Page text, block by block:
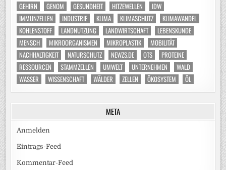
GEHIRN
GENOM GESUNDHEIT HITZEWELLEN
IDW
IMMUNZELLEN
INDUSTRIE KLIMA KLIMASCHUTZ
KLIMAWANDEL
KOHLENSTOFF
LANDNUTZUNG LANDWIRTSCHAFT
LEBENSKUNDE
MENSCH
MIKROORGANISMEN MIKROPLASTIK
MOBILITÄT
NACHHALTIGKEIT
NATURSCHUTZ NEWZS.DE OTS
PROTEINE
RESSOURCEN
STAMMZELLEN UMWELT UNTERNEHMEN
WALD
WASSER
WISSENSCHAFT WÄLDER ZELLEN ÖKOSYSTEM ÖL
META
Anmelden
Eintrags-Feed
Kommentar-Feed